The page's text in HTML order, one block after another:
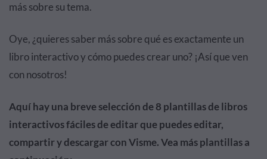
más sobre su tema.
Oye, ¿quieres saber más sobre qué es exactamente un
libro interactivo y cómo puedes crear uno? ¡Así que ven
con nosotros!
Aquí hay una breve selección de 8 plantillas de libros
interactivos fáciles de editar que puedes editar,
compartir y descargar con Visme. Vea más plantillas a